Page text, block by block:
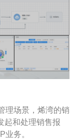
理场景，烯湾的销
起和处理销售报
务。